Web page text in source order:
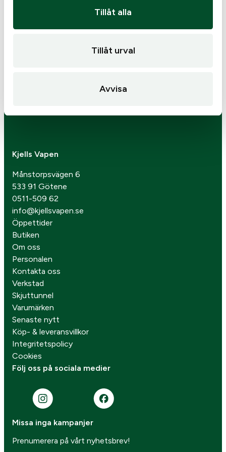
Tillåt alla
Tillåt urval
Avvisa
Kjells Vapen
Månstorpsvägen 6
533 91 Götene
0511-509 62
info@kjellsvapen.se
Öppettider
Butiken
Om oss
Personalen
Kontakta oss
Verkstad
Skjuttunnel
Varumärken
Senaste nytt
Köp- & leveransvillkor
Integritetspolicy
Cookies
Följ oss på sociala medier
Missa inga kampanjer
Prenumerera på vårt nyhetsbrev!